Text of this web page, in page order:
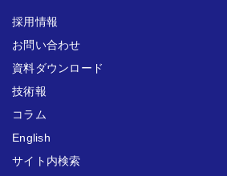
採用情報
お問い合わせ
資料ダウンロード
技術報
コラム
English
サイト内検索